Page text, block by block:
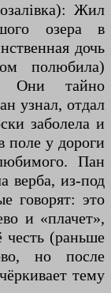
Жил
озера в
дочь
полюбила)
Они тайно
узнал, отдал
заболела и
поле у дороги
Пан
верба, из-под
говорят: это
и «плачет»,
честь (раньше
но после
тему